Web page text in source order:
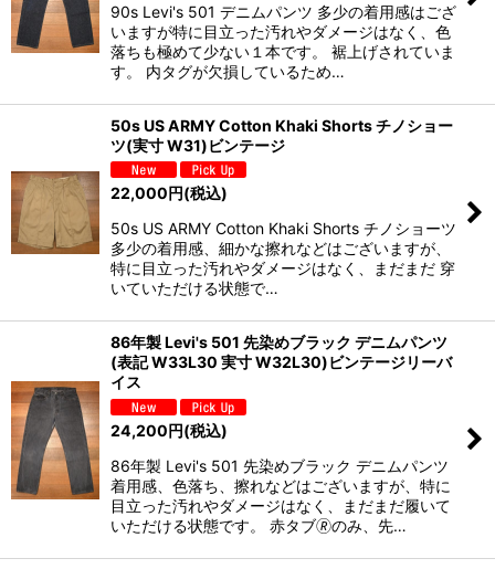
90s Levi's 501 デニムパンツ 多少の着用感はござ
いますが特に目立った汚れやダメージはなく、色
落ちも極めて少ない１本です。 裾上げされていま
す。 内タグが欠損しているため…
50s US ARMY Cotton Khaki Shorts チノショー
ツ(実寸 W31)ビンテージ
22,000円(税込)
50s US ARMY Cotton Khaki Shorts チノショーツ
多少の着用感、細かな擦れなどはございますが、
特に目立った汚れやダメージはなく、まだまだ 穿
いていただける状態で…
86年製 Levi's 501 先染めブラック デニムパンツ
(表記 W33L30 実寸 W32L30)ビンテージリーバ
イス
24,200円(税込)
86年製 Levi's 501 先染めブラック デニムパンツ
着用感、色落ち、擦れなどはございますが、特に
目立った汚れやダメージはなく、まだまだ履いて
いただける状態です。 赤タブ🄬のみ、先…